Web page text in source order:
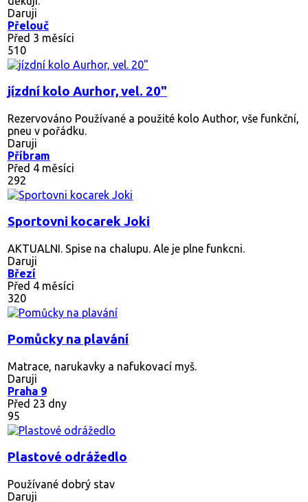
Daruji
Přelouč
Před 3 měsíci
510
jízdní kolo Aurhor, vel. 20"
Rezervováno Používané a použité kolo Author, vše funkční,
pneu v pořádku.
Daruji
Příbram
Před 4 měsíci
292
Sportovni kocarek Joki
AKTUALNI. Spise na chalupu. Ale je plne funkcni.
Daruji
Březí
Před 4 měsíci
320
Pomůcky na plavání
Matrace, narukavky a nafukovací myš.
Daruji
Praha 9
Před 23 dny
95
Plastové odrážedlo
Používané dobrý stav
Daruji